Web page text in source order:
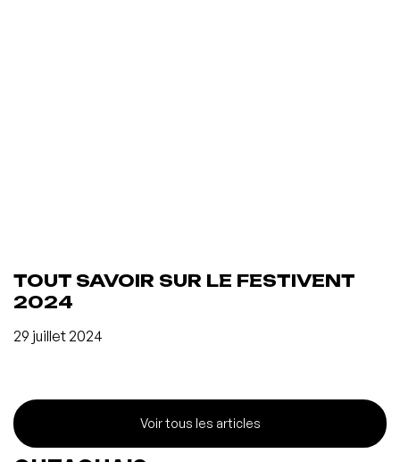
TOUT SAVOIR SUR LE FESTIVENT
2024
29 juillet 2024
Voir tous les articles